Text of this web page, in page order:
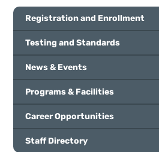
Registration and Enrollment
Testing and Standards
News & Events
Programs & Facilities
Career Opportunities
Staff Directory